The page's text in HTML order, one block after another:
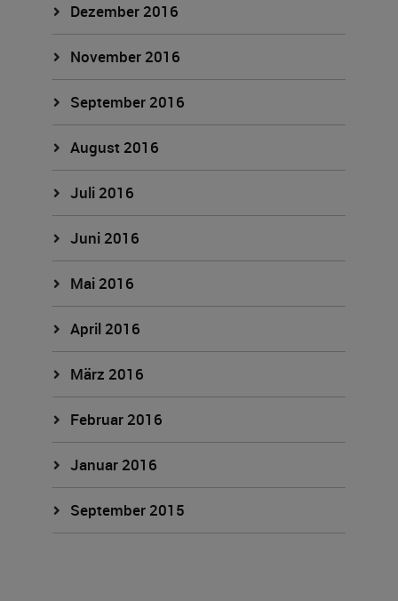
Dezember 2016
November 2016
September 2016
August 2016
Juli 2016
Juni 2016
Mai 2016
April 2016
März 2016
Februar 2016
Januar 2016
September 2015